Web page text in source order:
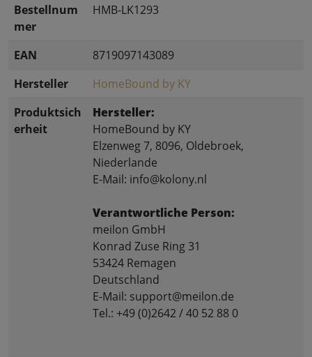
Bestellnum
mer
HMB-LK1293
EAN
8719097143089
Hersteller
HomeBound by KY
Produktsich
erheit
Hersteller:
HomeBound by KY
Elzenweg 7, 8096, Oldebroek,
Niederlande
E-Mail: info@kolony.nl
Verantwortliche Person:
meilon GmbH
Konrad Zuse Ring 31
53424 Remagen
Deutschland
E-Mail: support@meilon.de
Tel.: +49 (0)2642 / 40 52 88 0